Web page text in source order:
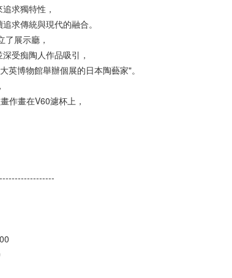
求獨特性，
求傳統與現代的融合。
展示廳，
受痴陶人作品吸引，
英博物館舉辦個展的日本陶藝家"。
作畫在V60濾杯上，